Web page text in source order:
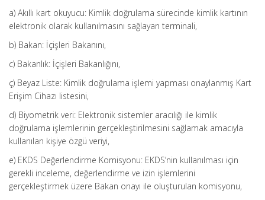
a) Akıllı kart okuyucu: Kimlik doğrulama sürecinde kimlik kartının
elektronik olarak kullanılmasını sağlayan terminali,
b) Bakan: İçişleri Bakanını,
c) Bakanlık: İçişleri Bakanlığını,
ç) Beyaz Liste: Kimlik doğrulama işlemi yapması onaylanmış Kart
Erişim Cihazı listesini,
d) Biyometrik veri: Elektronik sistemler aracılığı ile kimlik
doğrulama işlemlerinin gerçekleştirilmesini sağlamak amacıyla
kullanılan kişiye özgü veriyi,
e) EKDS Değerlendirme Komisyonu: EKDS’nin kullanılması için
gerekli inceleme, değerlendirme ve izin işlemlerini
gerçekleştirmek üzere Bakan onayı ile oluşturulan komisyonu,